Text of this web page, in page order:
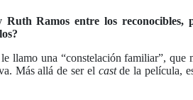
Ramos entre los reconocibles,
llamo una “constelación familiar”, que
Más allá de ser el castde la película,